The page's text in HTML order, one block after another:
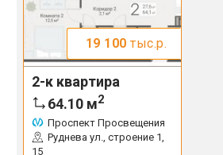
19 100 тыс.р.
2-к квартира
64.10 м2
Проспект Просвещения
Руднева ул., строение 1,
15